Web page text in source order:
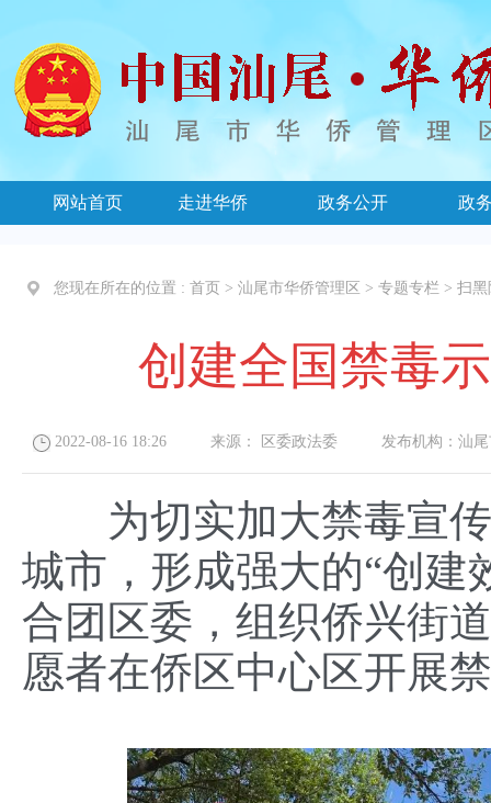
网站首页 走进华侨 政务公开 政
您现在所在的位置 : 首页 > 汕尾市华侨管理区 > 专题专栏 > 扫黑
创建全国禁毒
2022-08-16 18:26 来源： 区委政法委 发布机构： 汕
为切实加大禁毒宣
城市，形成强大的“创建
合团区委，组织侨兴街
愿者在侨区中心区开展